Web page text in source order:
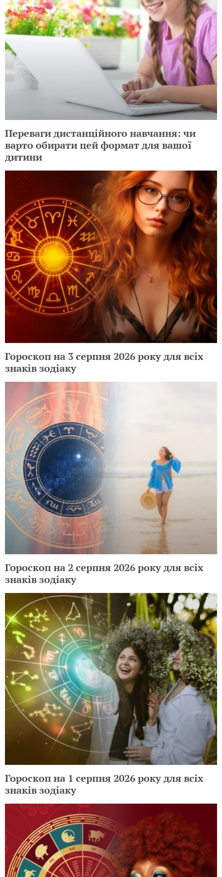
Переваги дистанційного навчання: чи
варто обирати цей формат для вашої
дитини
Гороскоп на 3 серпня 2026 року для всіх
знаків зодіаку
Гороскоп на 2 серпня 2026 року для всіх
знаків зодіаку
Гороскоп на 1 серпня 2026 року для всіх
знаків зодіаку